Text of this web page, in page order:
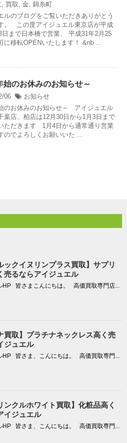
, 買取 , 金, 錦糸町
ルのブログをご覧いただきありがとう
。 この度アイジュエル東京店が平成
日まで日本橋で営業、 平成31年2月25
に移転OPENいたします！ &nb ...
始のお休みのお知らせ～
06
お知らせ
のお休みのお知らせ～ アイジュエル
葉店、柏店は12月30日から1月3日まで
ただきます 1月4日から通常通り営業
のでよろしくお願いいた ...
ックイヌリンプラス買取】サプリ
売るならアイジュエル
HP 皆さまこんにちは。 高価買取専門店...
買取】プラチナネックレス高く売
ジュエル
HP 皆さま、こんにちは。 高価買取専門...
ンクルホワイト買取】化粧品高く
イジュエル
HP 皆さま、こんにちは。 高価買取専門...